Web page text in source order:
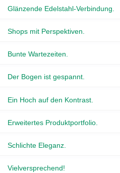
Glänzende Edelstahl-Verbindung.
Shops mit Perspektiven.
Bunte Wartezeiten.
Der Bogen ist gespannt.
Ein Hoch auf den Kontrast.
Erweitertes Produktportfolio.
Schlichte Eleganz.
Vielversprechend!